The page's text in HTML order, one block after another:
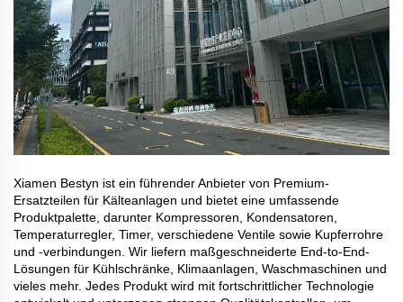
Xiamen Bestyn ist ein führender Anbieter von Premium-
Ersatzteilen für Kälteanlagen und bietet eine umfassende
Produktpalette, darunter Kompressoren, Kondensatoren,
Temperaturregler, Timer, verschiedene Ventile sowie Kupferrohre
und -verbindungen. Wir liefern maßgeschneiderte End-to-End-
Lösungen für Kühlschränke, Klimaanlagen, Waschmaschinen und
vieles mehr. Jedes Produkt wird mit fortschrittlicher Technologie